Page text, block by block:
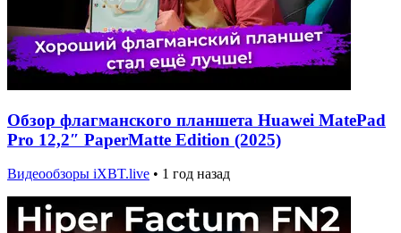
Обзор флагманского планшета Huawei MatePad
Pro 12,2″ PaperMatte Edition (2025)
Видеообзоры iXBT.live • 1 год назад